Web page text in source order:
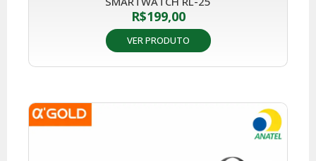
R$199,00
VER PRODUTO